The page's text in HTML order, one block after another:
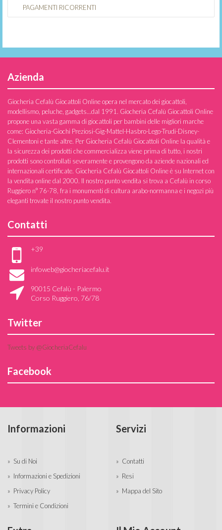
PAGAMENTI RICORRENTI
Azienda
Giocheria Cefalù Giocattoli Online opera nel mercato dei giocattoli,
modellismo, peluche, gadgets...dal 1991. Giocheria Cefalù Giocattoli Online
propone una vasta gamma di giocattoli per bambini delle migliori marche
come: Giocheria-Giochi Preziosi-Gig-Mattel-Hasbro-Lego-Trudi-Disney-
Clementoni e tante altre. Per Giocheria Cefalù Giocattoli Online la qualità e
la sicurezza dei prodotti che commercializza viene prima di tutto, i nostri
prodotti sono controllati severamente e provengono da aziende nazionali ed
internazionali certificate. Giocheria Cefalù Giocattoli Online è su Internet con
la vendita online dal 2000. Il nostro punto vendita si trova a Cefalù in corso
Ruggiero n° 76-78, fra i monumenti di cultura arabo-normanna e i negozi più
eleganti trovate il nostro punto vendita.
Contatti
+39
infoweb@giocheriacefalu.it
90015 Cefalù - Palermo
Corso Ruggiero, 76/78
Twitter
Tweets by @GiocheriaCefalu
Facebook
Informazioni
Su di Noi
Informazioni e Spedizioni
Privacy Policy
Termini e Condizioni
Servizi
Contatti
Resi
Mappa del Sito